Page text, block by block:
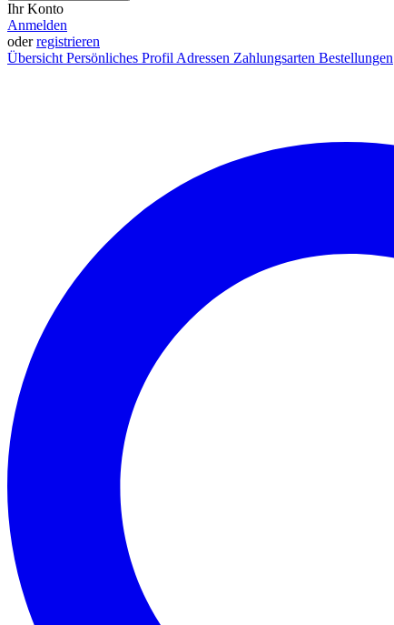
Ihr Konto
Anmelden
oderregistrieren
ÜbersichtPersönliches ProfilAdressen Zahlungsarten Bestellungen